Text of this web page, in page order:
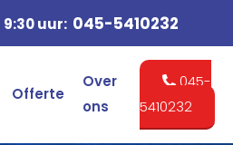
9:30 uur: 045-5410232
Offerte
Over
ons
045-
5410232